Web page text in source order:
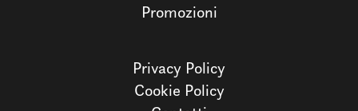
Promozioni
Privacy Policy
Cookie Policy